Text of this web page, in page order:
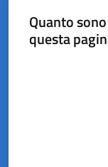
Quanto
questa